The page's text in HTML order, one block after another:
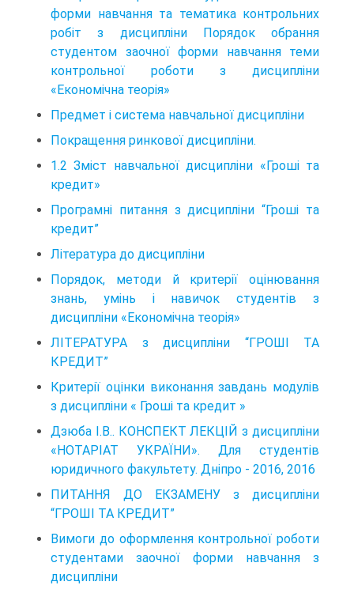
форми навчання та тематика контрольних
робіт з дисципліни Порядок обрання
студентом заочної форми навчання теми
контрольної роботи з дисципліни
«Економічна теорія»
Предмет і система навчальної дисципліни
Покращення ринкової дисципліни.
1.2 Зміст навчальної дисципліни «Гроші та
кредит»
Програмні питання з дисципліни “Гроші та
кредит”
Література до дисципліни
Порядок, методи й критерії оцінювання
знань, умінь і навичок студентів з
дисципліни «Економічна теорія»
ЛІТЕРАТУРА з дисципліни “ГРОШІ ТА
КРЕДИТ”
Критерії оцінки виконання завдань модулів
з дисципліни « Гроші та кредит »
Дзюба І.В.. КОНСПЕКТ ЛЕКЦІЙ з дисципліни
«НОТАРІАТ УКРАЇНИ». Для студентів
юридичного факультету. Дніпро - 2016, 2016
ПИТАННЯ ДО ЕКЗАМЕНУ з дисципліни
“ГРОШІ ТА КРЕДИТ”
Вимоги до оформлення контрольної роботи
студентами заочної форми навчання з
дисципліни